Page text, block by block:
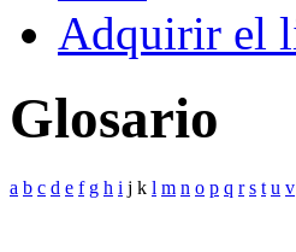
Adquirir el
Glosario
a b c d e f g h i j k l m n o p q r s t u v